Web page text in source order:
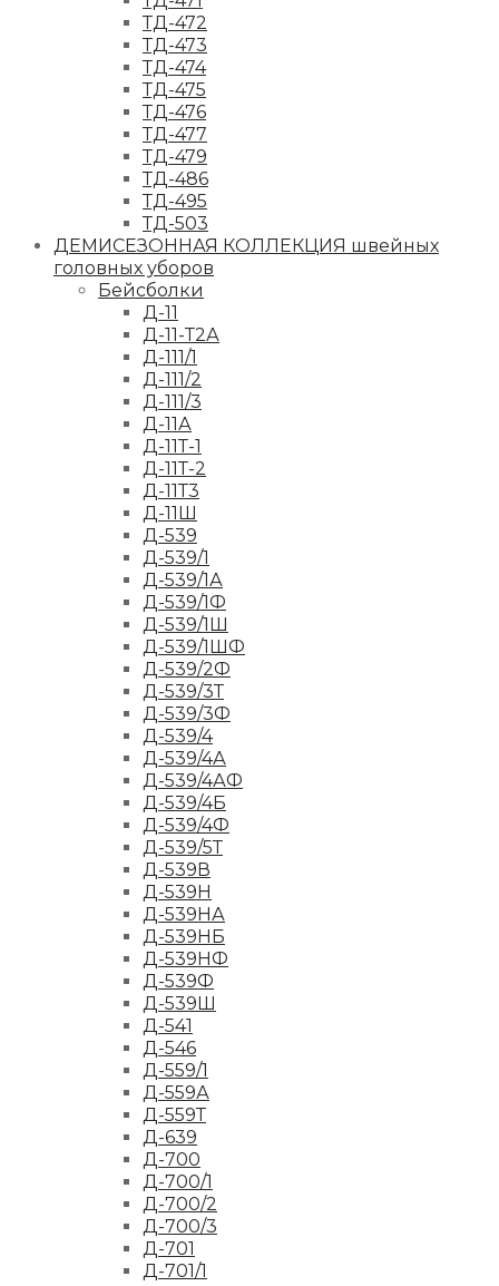
ТД-472
ТД-473
ТД-474
ТД-475
ТД-476
ТД-477
ТД-479
ТД-486
ТД-495
ТД-503
ДЕМИСЕЗОННАЯ КОЛЛЕКЦИЯ швейных
головных уборов
Бейсболки
Д-11
Д-11-Т2А
Д-111/1
Д-111/2
Д-111/3
Д-11А
Д-11Т-1
Д-11Т-2
Д-11Т3
Д-11Ш
Д-539
Д-539/1
Д-539/1А
Д-539/1Ф
Д-539/1Ш
Д-539/1ШФ
Д-539/2Ф
Д-539/3Т
Д-539/3Ф
Д-539/4
Д-539/4А
Д-539/4АФ
Д-539/4Б
Д-539/4Ф
Д-539/5Т
Д-539В
Д-539Н
Д-539НА
Д-539НБ
Д-539НФ
Д-539Ф
Д-539Ш
Д-541
Д-546
Д-559/1
Д-559А
Д-559Т
Д-639
Д-700
Д-700/1
Д-700/2
Д-700/3
Д-701
Д-701/1